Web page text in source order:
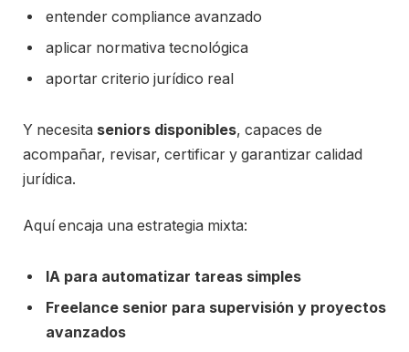
entender compliance avanzado
aplicar normativa tecnológica
aportar criterio jurídico real
Y necesita seniors disponibles, capaces de
acompañar, revisar, certificar y garantizar calidad
jurídica.
Aquí encaja una estrategia mixta:
IA para automatizar tareas simples
Freelance senior para supervisión y proyectos
avanzados